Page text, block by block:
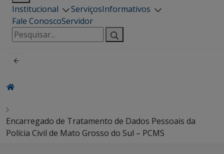
Institucional ServiçosInformativos
Fale ConoscoServidor
Pesquisar
por:
Encarregado de Tratamento de Dados Pessoais da
Polícia Civil de Mato Grosso do Sul – PCMS